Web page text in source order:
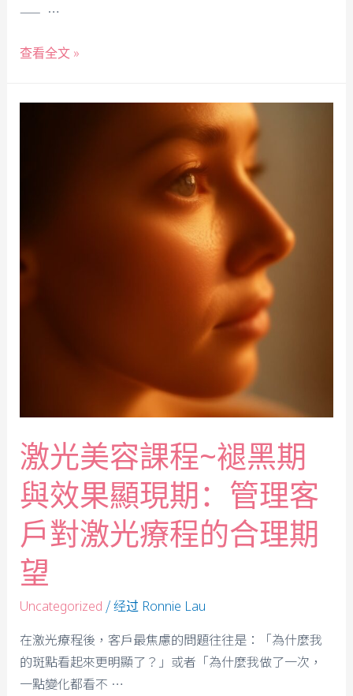
—— …
查看全文 »
激光美容課程~褪黑期
與效果顯現期：管理客
戶對激光療程的合理期
望
Uncategorized / 经过 Ronnie Lau
在激光療程後，客戶最焦慮的問題往往是：「為什麼我
的斑點看起來更明顯了？」或者「為什麼我做了一次，
一點變化都看不 …